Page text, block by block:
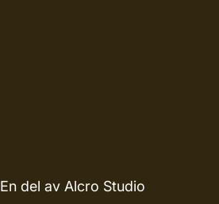
En del av Alcro Studio